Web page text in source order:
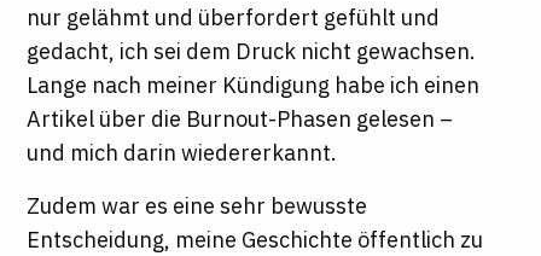
nur gelähmt und überfordert gefühlt und
gedacht, ich sei dem Druck nicht gewachsen.
Lange nach meiner Kündigung habe ich einen
Artikel über die Burnout-Phasen gelesen –
und mich darin wiedererkannt.
Zudem war es eine sehr bewusste
Entscheidung, meine Geschichte öffentlich zu